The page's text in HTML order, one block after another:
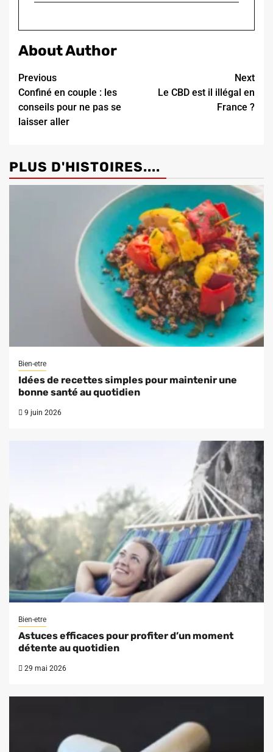
About Author
Continue
Reading
Previous
Confiné en couple : les
conseils pour ne pas se
laisser aller
Next
Le CBD est il illégal en
France ?
PLUS D'HISTOIRES....
Bien-etre
Idées de recettes simples pour maintenir une
bonne santé au quotidien
9 juin 2026
Bien-etre
Astuces efficaces pour profiter d’un moment
détente au quotidien
29 mai 2026